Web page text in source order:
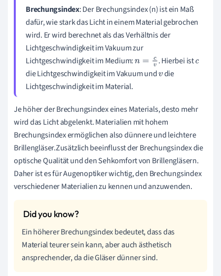
Brechungsindex: Der Brechungsindex (n) ist ein Maß
dafür, wie stark das Licht in einem Material gebrochen
wird. Er wird berechnet als das Verhältnis der
Lichtgeschwindigkeit im Vakuum zur
Lichtgeschwindigkeit im Medium:n=cv . Hierbei istc
die Lichtgeschwindigkeit im Vakuum undvdie
Lichtgeschwindigkeit im Material.
Je höher der Brechungsindex eines Materials, desto mehr
wird das Licht abgelenkt. Materialien mit hohem
Brechungsindex ermöglichen also dünnere und leichtere
Brillengläser.Zusätzlich beeinflusst der Brechungsindex die
optische Qualität und den Sehkomfort von Brillengläsern.
Daher ist es für Augenoptiker wichtig, den Brechungsindex
verschiedener Materialien zu kennen und anzuwenden.
Ein höherer Brechungsindex bedeutet, dass das
Material teurer sein kann, aber auch ästhetisch
ansprechender, da die Gläser dünner sind.